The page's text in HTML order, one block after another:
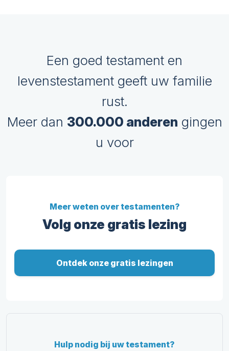
Een goed testament en
levenstestament geeft uw familie
rust.
Meer dan 300.000 anderen gingen
u voor
Meer weten over testamenten?
Volg onze gratis lezing
Ontdek onze gratis lezingen
Hulp nodig bij uw testament?